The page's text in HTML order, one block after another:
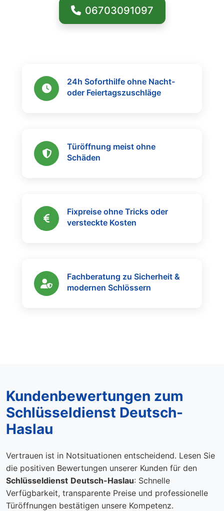
06703091097
24h Soforthilfe ohne Nacht-
oder Feiertagszuschläge
Türöffnung meist ohne
Schäden
Fixpreise ohne Tricks oder
versteckte Kosten
Fachberatung zu Sicherheit &
modernen Schlössern
Kundenbewertungen zum
Schlüsseldienst Deutsch-
Haslau
Vertrauen ist in Notsituationen entscheidend. Lesen Sie
die positiven Bewertungen unserer Kunden für den
Schlüsseldienst Deutsch-Haslau: Schnelle
Verfügbarkeit, transparente Preise und professionelle
Türöffnungen bestätigen unsere Kompetenz.